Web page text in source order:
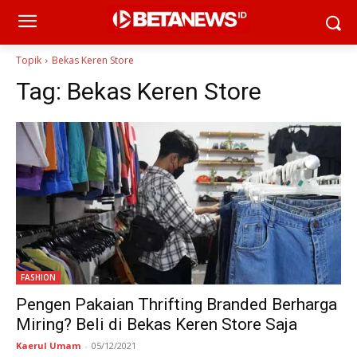
Topik Bekas Keren Store
Tag: Bekas Keren Store
FASHION
Pengen Pakaian Thrifting Branded Berharga
Miring? Beli di Bekas Keren Store Saja
Kaerul Umam - 05/12/2021